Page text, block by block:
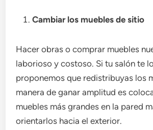
Cambiar los muebles de sitio
Hacer obras o comprar muebles
laborioso y costoso. Si tu salón te
proponemos que redistribuyas los
manera de ganar amplitud es
muebles más grandes en la pared
orientarlos hacia el exterior.